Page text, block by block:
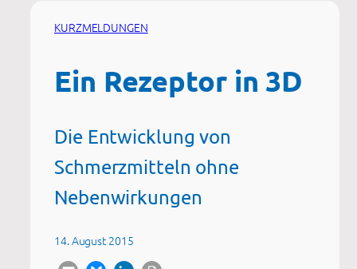
KURZMELDUNGEN
Ein Rezeptor in 3D
Die Entwicklung von
Schmerzmitteln ohne
Nebenwirkungen
14. August 2015